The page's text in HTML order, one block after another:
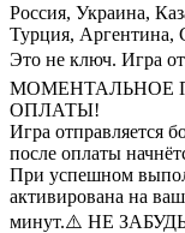
Россия, Украина,
Турция,
Это не ключ. Игра
МОМЕНТАЛЬНОЕ
ОПЛАТЫ!
Игра отправляется
после оплаты
При успешном
активирована на
минут.⚠️ НЕ